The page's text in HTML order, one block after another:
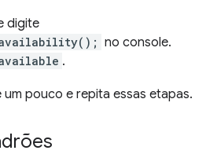
digite
no console.
.
pouco e repita essas etapas.